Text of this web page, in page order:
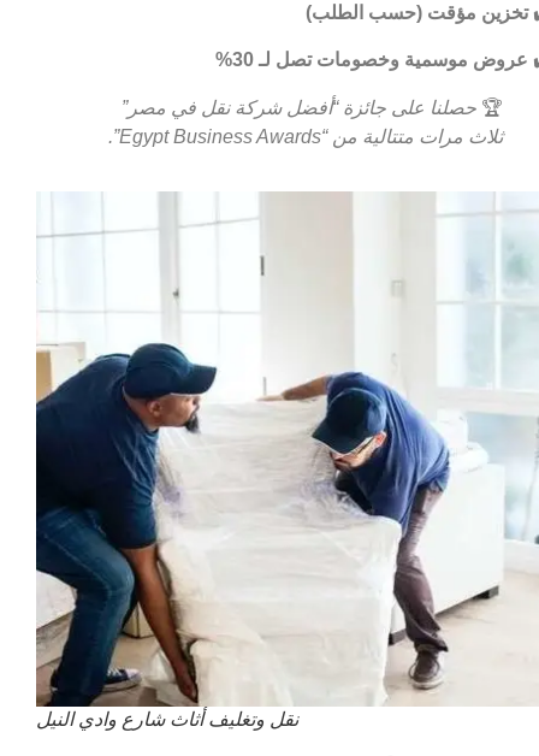
تخزين مؤقت (حسب الطلب)
عروض موسمية وخصومات تصل لـ 30%
🏆 حصلنا على جائزة “أفضل شركة نقل في مصر”
ثلاث مرات متتالية من “Egypt Business Awards”.
نقل وتغليف أثاث شارع وادي النيل